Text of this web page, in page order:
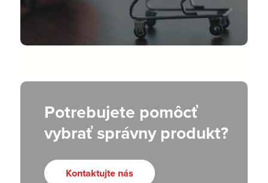
Potrebujete pomôcť
vybrať správny produkt?
Kontaktujte nás